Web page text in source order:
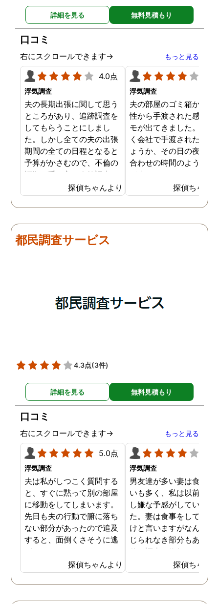
詳細を見る 無料見積もり
口コミ
右にスクロールできます→ もっと見る
4.0点
浮気調査
夫の長期出張に関して思う
ところがあり、追跡調査を
してもらうことにしまし
た。しかし全ての夫の出張
期間の全ての日程となると
予算がかさむので、不倫の
証拠が手に入り次第調査を
打ち切ってもらう契約にし
ました。調査初日、その日
は夫は本当に仕事をしてい
目、夫は仕事を休みにして
おり、出張先で女性と1日
拠を手に入れることができ
探偵ちゃんより
浮気調査
夫の部屋のゴミ箱から、
性から手渡された感じの
モが出てきました。おそ
く会社で手渡されたので
ょうか、その日の夜の待
合わせの時間のようなも
が書かれていました。こ
時になんとなく嫌な予感
したので、夫の身辺調査
会社での過ごし方を探偵
探偵に夫の会社の場所を
れました。調査の結果、
す。探偵の説明は全て調
報告書にも書かれており
写真を確認することもで
ましたが、真実を知るこ
ができて良かったです。
探偵ちゃん
都民調査サービス
4.3点(3件)
詳細を見る 無料見積もり
口コミ
右にスクロールできます→ もっと見る
5.0点
浮気調査
夫は私がしつこく質問する
と、すぐに黙って別の部屋
に移動をしてしまいます。
先日も夫の行動で腑に落ち
ない部分があったので追及
すると、面倒くさそうに逃
げてしまいました。そこで
探偵に夫の行動について調
査をしてもらうと、やはり
私の想像通り女と頻繁に会
探偵ちゃんより
浮気調査
男友達が多い妻は食事の
いも多く、私は以前から
し嫌な予感がしていまし
た。妻は食事をしている
けと言いますがなんとも
じられなき部分もあり、
偵に調査を依頼しました
妻は定期的に男友達と食
に出かけているため、調
日は簡単に決めることが
探偵ちゃん